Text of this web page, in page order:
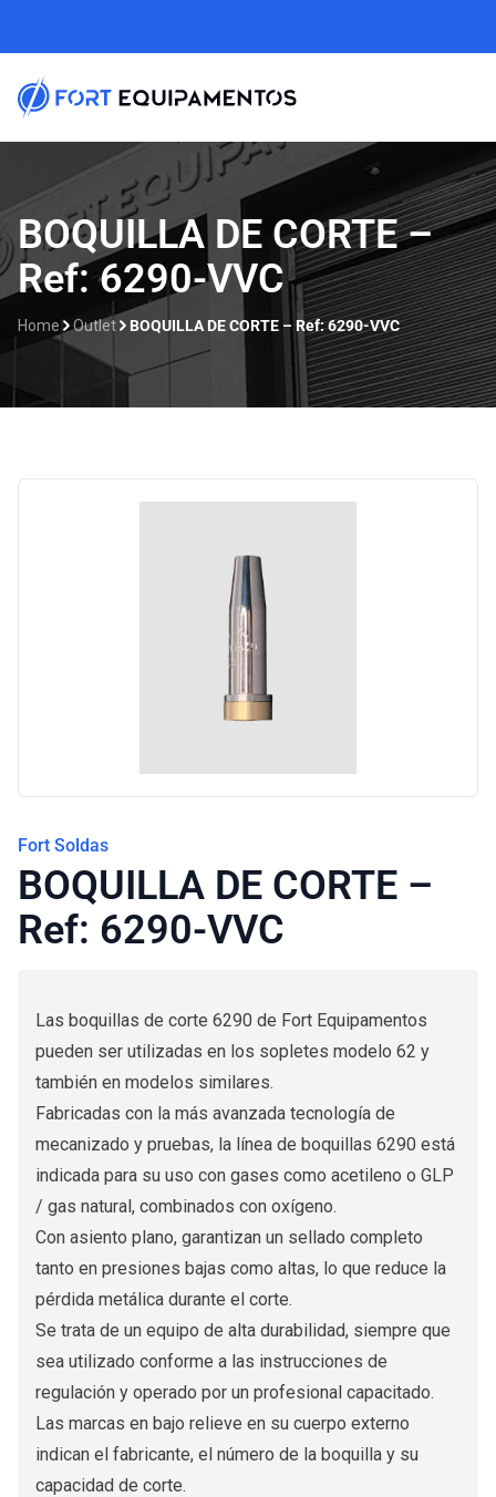
Home
Sobre nosotros
Líneas
Outlet
Contacto
BOQUILLA DE CORTE –
Ref: 6290-VVC
Home Outlet BOQUILLA DE CORTE – Ref: 6290-VVC
Fort Soldas
BOQUILLA DE CORTE –
Ref: 6290-VVC
Las boquillas de corte 6290 de Fort Equipamentos
pueden ser utilizadas en los sopletes modelo 62 y
también en modelos similares.
Fabricadas con la más avanzada tecnología de
mecanizado y pruebas, la línea de boquillas 6290 está
indicada para su uso con gases como acetileno o GLP
/ gas natural, combinados con oxígeno.
Con asiento plano, garantizan un sellado completo
tanto en presiones bajas como altas, lo que reduce la
pérdida metálica durante el corte.
Se trata de un equipo de alta durabilidad, siempre que
sea utilizado conforme a las instrucciones de
regulación y operado por un profesional capacitado.
Las marcas en bajo relieve en su cuerpo externo
indican el fabricante, el número de la boquilla y su
capacidad de corte.